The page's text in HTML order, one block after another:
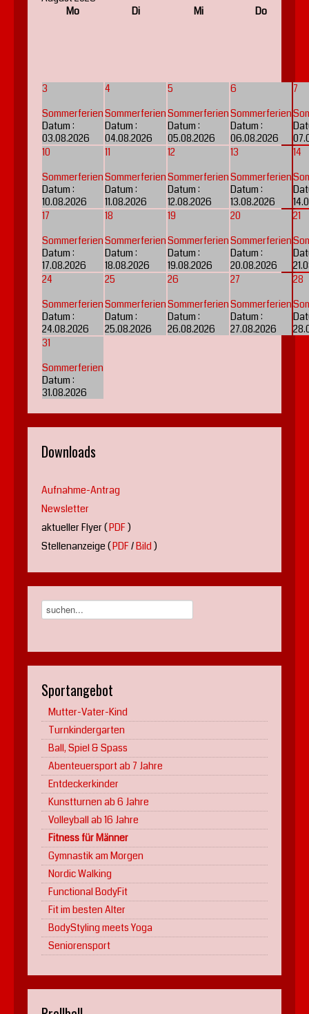
Mo
Di Mi Do
3
Sommerferien
Datum :
03.08.2026
4
Sommerferien
Datum :
04.08.2026
5
Sommerferien
Datum :
05.08.2026
6
Sommerferien
Datum :
06.08.2026
7
10
Sommerferien
Datum :
10.08.2026
11
Sommerferien
Datum :
11.08.2026
12
Sommerferien
Datum :
12.08.2026
13
Sommerferien
Datum :
13.08.2026
14
17
Sommerferien
Datum :
17.08.2026
18
Sommerferien
Datum :
18.08.2026
19
Sommerferien
Datum :
19.08.2026
20
Sommerferien
Datum :
20.08.2026
21
24
Sommerferien
Datum :
24.08.2026
25
Sommerferien
Datum :
25.08.2026
26
Sommerferien
Datum :
26.08.2026
27
Sommerferien
Datum :
27.08.2026
28
31
Sommerferien
Datum :
31.08.2026
Downloads
Aufnahme-Antrag
Newsletter
aktueller Flyer (PDF)
Stellenanzeige (PDF/Bild )
Sportangebot
Mutter-Vater-Kind
Turnkindergarten
Ball, Spiel & Spass
Abenteuersport ab 7 Jahre
Entdeckerkinder
Kunstturnen ab 6 Jahre
Volleyball ab 16 Jahre
Fitness für Männer
Gymnastik am Morgen
Nordic Walking
Functional BodyFit
Fit im besten Alter
BodyStyling meets Yoga
Seniorensport